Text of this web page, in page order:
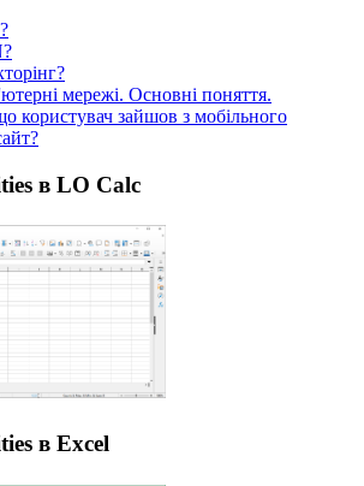
мережі. Основні поняття.
користувач зайшов з мобільного
в LO Calc
в Excel